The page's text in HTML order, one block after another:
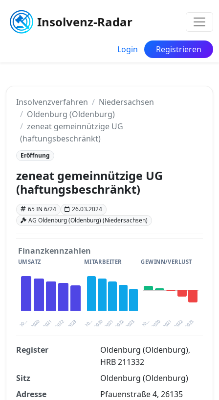
Insolvenz-Radar
Login Registrieren
Insolvenzverfahren
Niedersachsen
Oldenburg (Oldenburg)
zeneat gemeinnützige UG
(haftungsbeschränkt)
Eröffnung
zeneat gemeinnützige UG
(haftungsbeschränkt)
65 IN 6/24
26.03.2024
AG Oldenburg (Oldenburg) (Niedersachsen)
Finanzkennzahlen
UMSATZ
20… 2021 2023
2020 2022
MITARBEITER
20… 2021 2023
2020 2022
GEWINN/VERLUST
20… 2021 2023
2020 2022
Finanzkennzahlen nach kostenloser
Registrierung verfügbar
Jetzt kostenlos registrieren
Register
Oldenburg (Oldenburg),
HRB 211332
Sitz
Oldenburg (Oldenburg)
Adresse
Pfauenstraße 4, 26135